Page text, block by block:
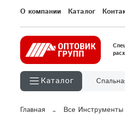
О компании Каталог
Каталог
Главная Все Инструменты